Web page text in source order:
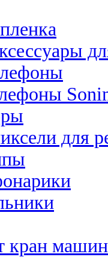
для
кран